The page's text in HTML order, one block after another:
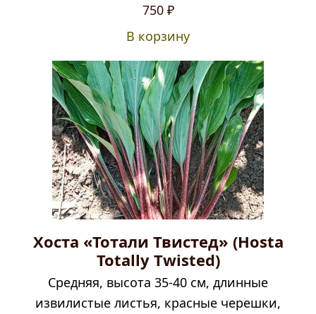
750 ₽
В корзину
Хоста «Тотали Твистед» (Hosta
Totally Twisted)
Средняя, высота 35-40 см, длинные
извилистые листья, красные черешки,